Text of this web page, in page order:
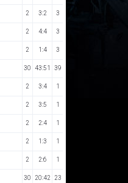
2 3:2 3
2 4:4 3
2 1:4 3
30 43:51 39
2 3:4 1
2 3:5 1
2 2:4 1
2 1:3 1
2 2:6 1
30 20:42 23